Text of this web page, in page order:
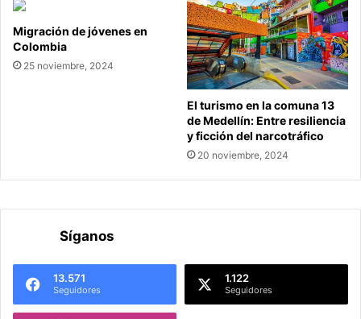
Migración de jóvenes en
Colombia
25 noviembre, 2024
El turismo en la comuna 13
de Medellín: Entre resiliencia
y ficción del narcotráfico
20 noviembre, 2024
Síganos
13.571
Seguidores
1.122
Seguidores